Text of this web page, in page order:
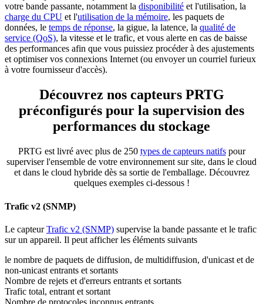
votre bande passante, notamment la disponibilité et l'utilisation, la
charge du CPU et l'utilisation de la mémoire, les paquets de
données, le temps de réponse, la gigue, la latence, la qualité de
service (QoS), la vitesse et le trafic, et vous alerte en cas de baisse
des performances afin que vous puissiez procéder à des ajustements
et optimiser vos connexions Internet (ou envoyer un courriel furieux
à votre fournisseur d'accès).
Découvrez nos capteurs PRTG
préconfigurés pour la supervision des
performances du stockage
PRTG est livré avec plus de 250 types de capteurs natifspour
superviser l'ensemble de votre environnement sur site, dans le cloud
et dans le cloud hybride dès sa sortie de l'emballage. Découvrez
quelques exemples ci-dessous !
Trafic v2 (SNMP)
Le capteurTrafic v2 (SNMP) supervise la bande passante et le trafic
sur un appareil. Il peut afficher les éléments suivants
le nombre de paquets de diffusion, de multidiffusion, d'unicast et de
non-unicast entrants et sortants
Nombre de rejets et d'erreurs entrants et sortants
Trafic total, entrant et sortant
Nombre de protocoles inconnus entrants